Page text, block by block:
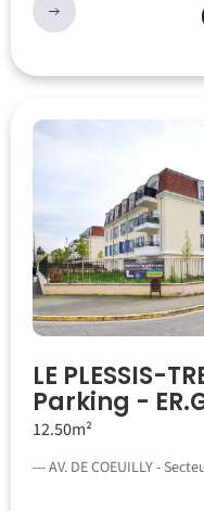
LE PLESSIS-
Parking -
12.50m²
--- AV. DE COEUILLY -